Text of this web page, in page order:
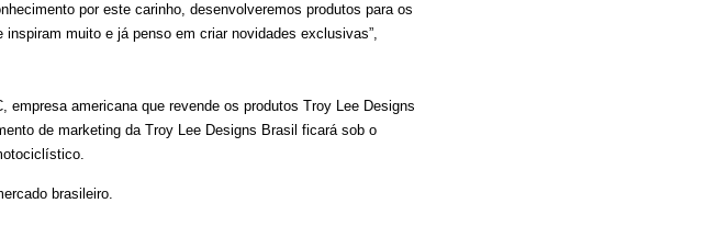
por este carinho, desenvolveremos produtos para os
muito e já penso em criar novidades exclusivas”,
americana que revende os produtos Troy Lee Designs
de marketing da Troy Lee Designs Brasil ficará sob o
brasileiro.